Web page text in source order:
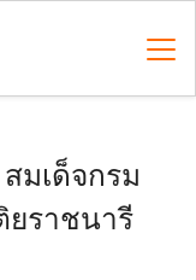
มเด็จกรม
ราชนารี